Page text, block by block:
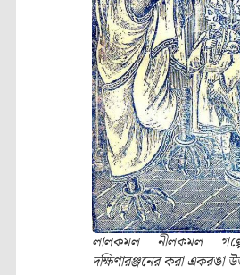
লালকমল নীলকমল
দক্ষিণারঞ্জনের করা একরঙা